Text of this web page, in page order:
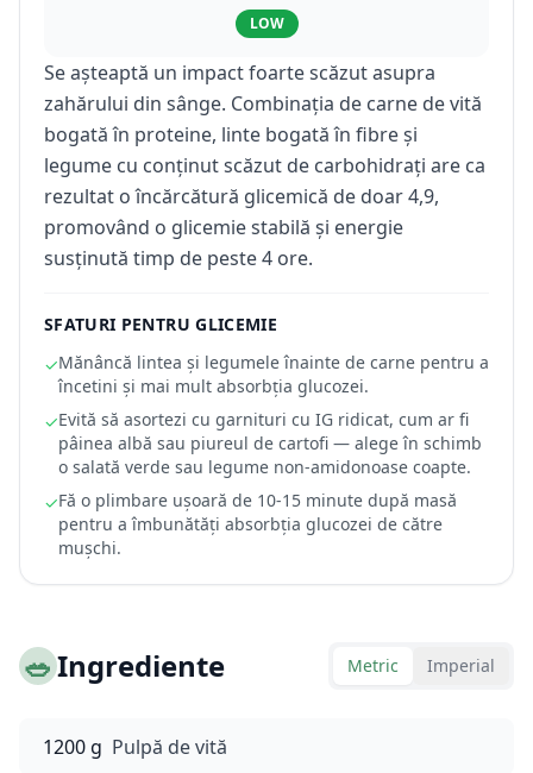
LOW
Se așteaptă un impact foarte scăzut asupra
zahărului din sânge. Combinația de carne de vită
bogată în proteine, linte bogată în fibre și
legume cu conținut scăzut de carbohidrați are ca
rezultat o încărcătură glicemică de doar 4,9,
promovând o glicemie stabilă și energie
susținută timp de peste 4 ore.
SFATURI PENTRU GLICEMIE
✓Mănâncă lintea și legumele înainte de carne pentru a
încetini și mai mult absorbția glucozei.
✓Evită să asortezi cu garnituri cu IG ridicat, cum ar fi
pâinea albă sau piureul de cartofi — alege în schimb
o salată verde sau legume non-amidonoase coapte.
✓Fă o plimbare ușoară de 10-15 minute după masă
pentru a îmbunătăți absorbția glucozei de către
mușchi.
🥗Ingrediente Metric Imperial
1200 g Pulpă de vită